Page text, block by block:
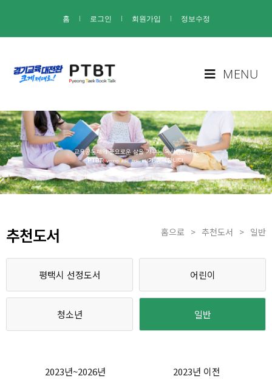
홈 I 로그인 I 회원가입 I 정보수정
MENU
추천도서 홈으로 > 추천도서 > 일반
평택시 선정도서 어린이
청소년 일반
2023년~2026년 2023년 이전